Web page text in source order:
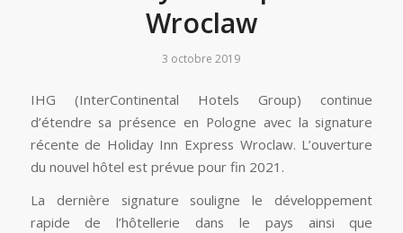
Wroclaw
3 octobre 2019
IHG (InterContinental Hotels Group) continue
d’étendre sa présence en Pologne avec la signature
récente de Holiday Inn Express Wroclaw. L’ouverture
du nouvel hôtel est prévue pour fin 2021.
La dernière signature souligne le développement
rapide de l’hôtellerie dans le pays ainsi que